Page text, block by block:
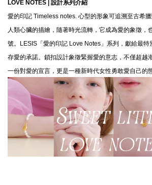
LOVE NOTES | 設計系列介紹
愛的印記 Timeless notes. 心型的形象可追溯至古希
人類心臟的描繪，隨著時光流轉，它成為愛的象徵，
號。LESIS「愛的印記 Love Notes」系列，獻給最特
存愛的承諾。鎖扣設計象徵緊握愛的意志，不僅超越
一份對愛的宣言，更是一種新時代女性勇敢愛自己的態